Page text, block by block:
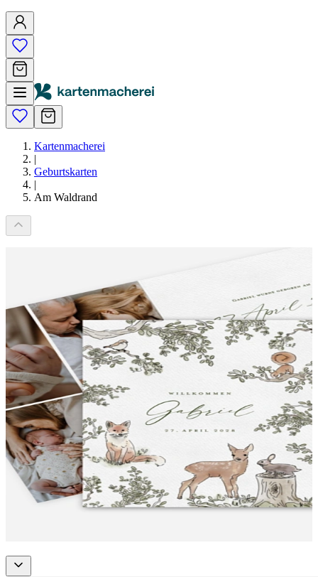
Kartenmacherei
|
Geburtskarten
|
Am Waldrand